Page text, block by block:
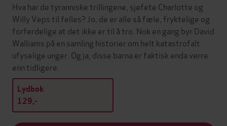
Hva har de tyranniske trillingene, sjefete Charlotte og
Willy Veps til felles? Jo, de er alle så fæle, fryktelige og
forferdelige at det ikke er til å tro. Nok en gang byr David
Walliams på en samling historier om helt katastrofalt
ufyselige unger. Og ja, disse barna er faktisk enda verre
enn tidligere.
Lydbok
129,-